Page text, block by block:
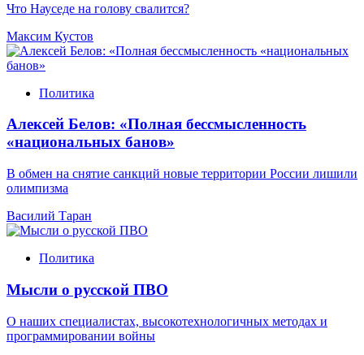
Что Науседе на голову свалится?
Максим Кустов
Политика
Алексей Белов: «Полная бессмысленность
«национальных банов»
В обмен на снятие санкций новые территории России лишили
олимпизма
Василий Таран
Политика
Мысли о русской ПВО
О наших специалистах, высокотехнологичных методах и
программировании войны